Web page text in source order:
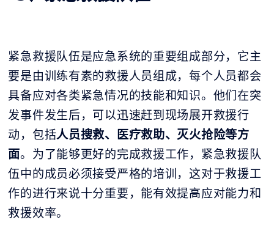
紧急救援队伍是应急系统的重要组成部分，它主
要是由训练有素的救援人员组成，每个人员都会
具备应对各类紧急情况的技能和知识。他们在突
发事件发生后，可以迅速赶到现场展开救援行
动，包括人员搜救、医疗救助、灭火抢险等方
面。为了能够更好的完成救援工作，紧急救援队
伍中的成员必须接受严格的培训，这对于救援工
作的进行来说十分重要，能有效提高应对能力和
救援效率。